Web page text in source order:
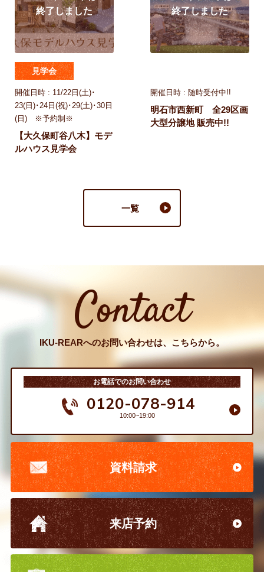
見学会
開催日時 : 11/22日(土)･
23(日)･24日(祝)･29(土)･30日
(日) ※予約制※
【大久保町谷八木】モデ
ルハウス見学会
開催日時 : 随時受付中!!
明石市西新町 全29区画
大型分譲地 販売中!!
一覧
Contact
IKU-REARへのお問い合わせは、こちらから。
お電話でのお問い合わせ
0120-078-914
10:00~19:00
資料請求
来店予約